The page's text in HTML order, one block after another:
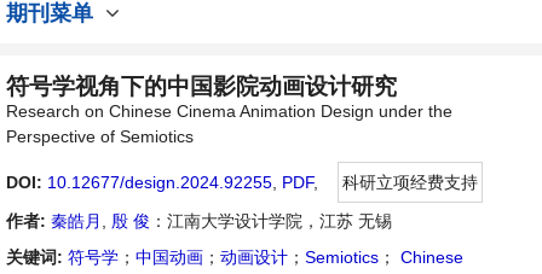
期刊菜单
符号学视角下的中国影院动画设计研究
Research on Chinese Cinema Animation Design under the
Perspective of Semiotics
DOI: 10.12677/design.2024.92255 PDF,
科研立项经费支持
作者: 秦皓月 殷 俊 ：江南大学设计学院，江苏 无锡
关键词: 符号学 ； 中国动画 ； 动画设计 ； Semiotics ；
Chinese